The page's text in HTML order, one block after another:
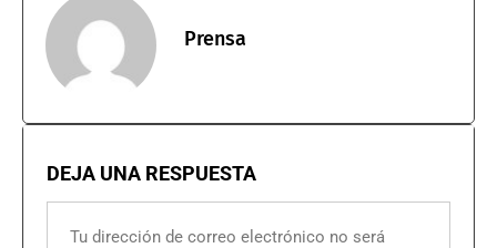
Prensa
DEJA UNA RESPUESTA
Tu dirección de correo electrónico no será